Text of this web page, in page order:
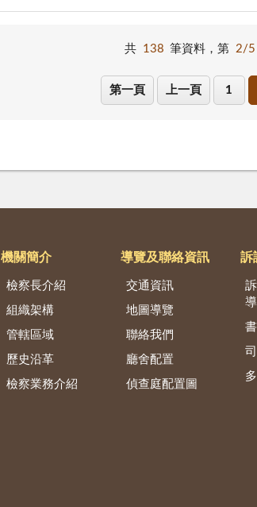
共 138 筆資料，第 2/5
第一頁 上一頁 1
機關簡介
檢察長介紹
組織架構
管轄區域
歷史沿革
檢察業務介紹
導覽及聯絡資訊
交通資訊
地圖導覽
聯絡我們
廳舍配置
偵查庭配置圖
訴
導